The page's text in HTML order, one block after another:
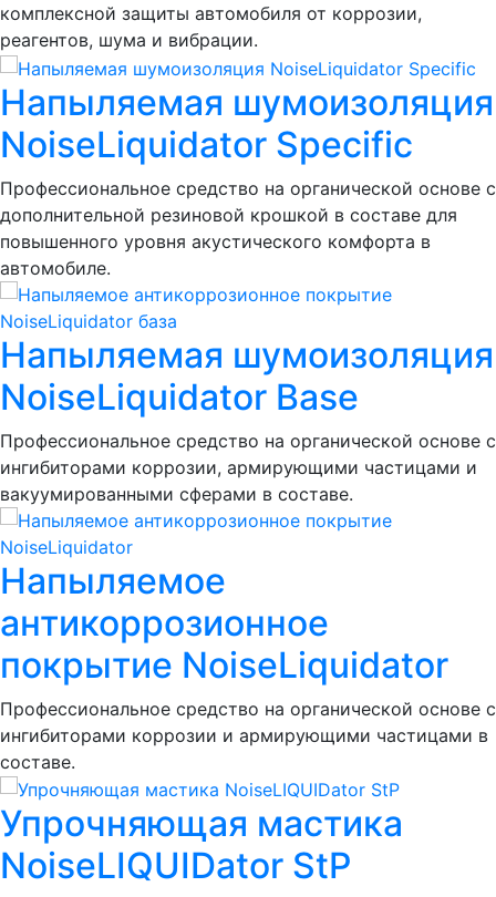
комплексной защиты автомобиля от коррозии,
реагентов, шума и вибрации.
Напыляемая шумоизоляция
NoiseLiquidator Specific
Профессиональное средство на органической основе с
дополнительной резиновой крошкой в составе для
повышенного уровня акустического комфорта в
автомобиле.
Напыляемая шумоизоляция
NoiseLiquidator Base
Профессиональное средство на органической основе с
ингибиторами коррозии, армирующими частицами и
вакуумированными сферами в составе.
Напыляемое
антикоррозионное
покрытие NoiseLiquidator
Профессиональное средство на органической основе с
ингибиторами коррозии и армирующими частицами в
составе.
Упрочняющая мастика
NoiseLIQUIDator StP